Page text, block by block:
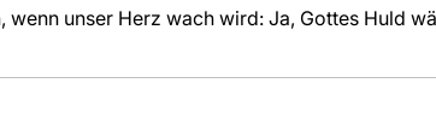
wenn unser Herz wach wird: Ja, Gottes Huld